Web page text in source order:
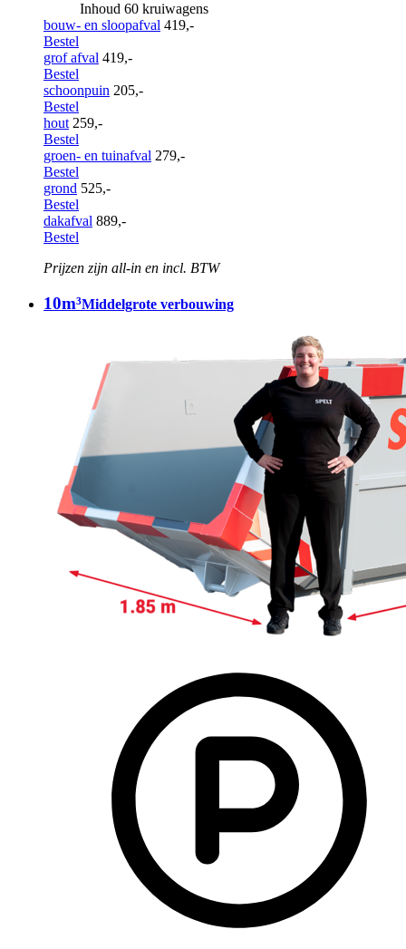
Inhoud 60 kruiwagens
bouw- en sloopafval 419,-
Bestel
grof afval 419,-
Bestel
schoonpuin 205,-
Bestel
hout 259,-
Bestel
groen- en tuinafval 279,-
Bestel
grond 525,-
Bestel
dakafval 889,-
Bestel
Prijzen zijn all-in en incl. BTW
10m³Middelgrote verbouwing